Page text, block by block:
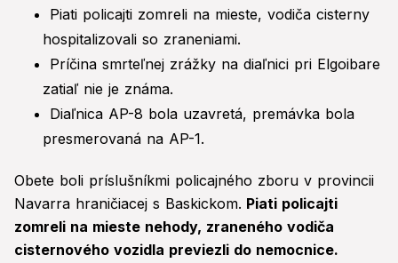
Piati policajti zomreli na mieste, vodiča cisterny
hospitalizovali so zraneniami.
Príčina smrteľnej zrážky na diaľnici pri Elgoibare
zatiaľ nie je známa.
Diaľnica AP-8 bola uzavretá, premávka bola
presmerovaná na AP-1.
Obete boli príslušníkmi policajného zboru v provincii
Navarra hraničiacej s Baskickom. Piati policajti
zomreli na mieste nehody, zraneného vodiča
cisternového vozidla previezli do nemocnice.